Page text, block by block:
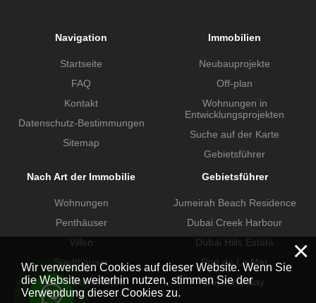
Navigation
Startseite
FAQ
Kontakt
Datenschutz-Bestimmungen
Sitemap
Immobilien
Neubauprojekte
Off-plan
Wohnungen in
Entwicklungsprojekten
Suche auf der Karte
Gebietsführer
Nach Art der Immobilie
Wohnungen
Penthäuser
Villen
Stadthäuser
Gewerbeimmobilien
Gebietsführer
Jumeirah Beach Residence
Dubai Creek Harbour
Dubai Hills Estate
Port de La Mer
Business Bay
×
Wir verwenden Cookies auf dieser Website. Wenn Sie
die Website weiterhin nutzen, stimmen Sie der
Verwendung dieser Cookies zu.